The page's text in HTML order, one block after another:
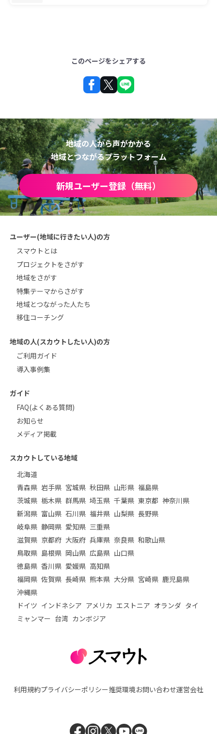
このページをシェアする
地域の人から声がかかる
地域とつながるプラットフォーム
新規ユーザー登録（無料）
ユーザー(地域に行きたい人)の方
スマウトとは
プロジェクトをさがす
地域をさがす
特集テーマからさがす
地域とつながった人たち
移住コーチング
地域の人(スカウトしたい人)の方
ご利用ガイド
導入事例集
ガイド
FAQ(よくある質問)
お知らせ
メディア掲載
スカウトしている地域
北海道
青森県 岩手県 宮城県 秋田県 山形県 福島県
茨城県 栃木県 群馬県 埼玉県 千葉県 東京都 神奈川県
新潟県 富山県 石川県 福井県 山梨県 長野県
岐阜県 静岡県 愛知県 三重県
滋賀県 京都府 大阪府 兵庫県 奈良県 和歌山県
鳥取県 島根県 岡山県 広島県 山口県
徳島県 香川県 愛媛県 高知県
福岡県 佐賀県 長崎県 熊本県 大分県 宮崎県 鹿児島県
沖縄県
ドイツ インドネシア アメリカ エストニア オランダ タイ
ミャンマー 台湾 カンボジア
利用規約プライバシーポリシー推奨環境お問い合わせ運営会社